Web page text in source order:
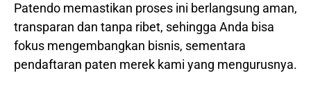
Patendo memastikan proses ini berlangsung aman,
transparan dan tanpa ribet, sehingga Anda bisa
fokus mengembangkan bisnis, sementara
pendaftaran paten merek kami yang mengurusnya.